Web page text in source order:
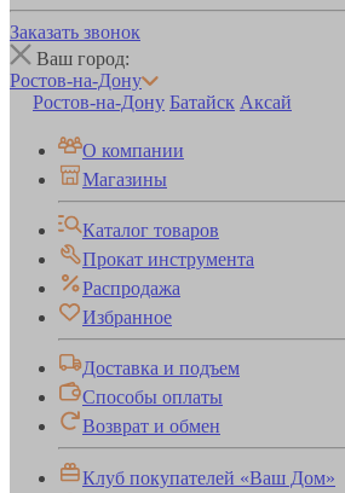
Заказать звонок
Ваш город:
Ростов-на-Дону
Ростов-на-Дону Батайск Аксай
О компании
Магазины
Каталог товаров
Прокат инструмента
Распродажа
Избранное
Доставка и подъем
Способы оплаты
Возврат и обмен
Клуб покупателей «Ваш Дом»